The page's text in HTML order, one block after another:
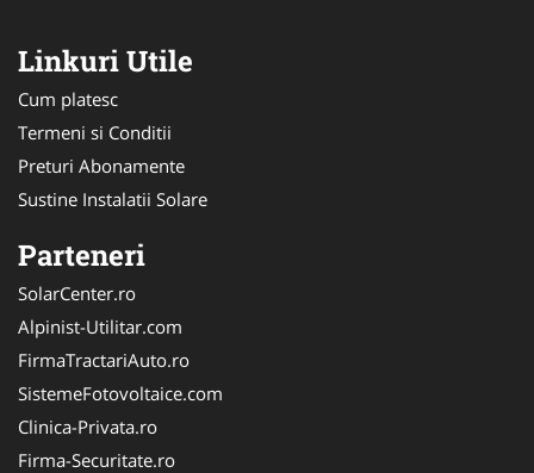
Linkuri Utile
Cum platesc
Termeni si Conditii
Preturi Abonamente
Sustine Instalatii Solare
Parteneri
SolarCenter.ro
Alpinist-Utilitar.com
FirmaTractariAuto.ro
SistemeFotovoltaice.com
Clinica-Privata.ro
Firma-Securitate.ro